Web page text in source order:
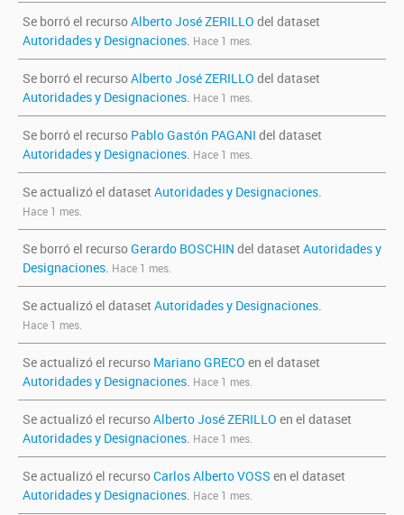
Se borró el recursoAlberto José ZERILLO del dataset
Autoridades y Designaciones. Hace 1 mes.
Se borró el recursoAlberto José ZERILLO del dataset
Autoridades y Designaciones. Hace 1 mes.
Se borró el recurso Pablo Gastón PAGANI del dataset
Autoridades y Designaciones. Hace 1 mes.
Se actualizó el dataset Autoridades y Designaciones.
Hace 1 mes.
Se borró el recursoGerardo BOSCHIN del dataset Autoridades y
Designaciones. Hace 1 mes.
Se actualizó el dataset Autoridades y Designaciones.
Hace 1 mes.
Se actualizó el recurso Mariano GRECO en el dataset
Autoridades y Designaciones. Hace 1 mes.
Se actualizó el recursoAlberto José ZERILLO en el dataset
Autoridades y Designaciones. Hace 1 mes.
Se actualizó el recursoCarlos Alberto VOSS en el dataset
Autoridades y Designaciones. Hace 1 mes.